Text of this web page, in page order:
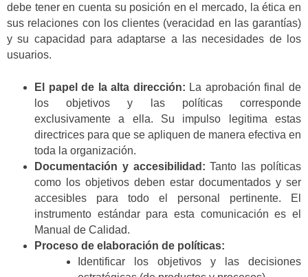
debe tener en cuenta su posición en el mercado, la ética en
sus relaciones con los clientes (veracidad en las garantías)
y su capacidad para adaptarse a las necesidades de los
usuarios.
El papel de la alta dirección: La aprobación final de
los objetivos y las políticas corresponde
exclusivamente a ella. Su impulso legitima estas
directrices para que se apliquen de manera efectiva en
toda la organización.
Documentación y accesibilidad: Tanto las políticas
como los objetivos deben estar documentados y ser
accesibles para todo el personal pertinente. El
instrumento estándar para esta comunicación es el
Manual de Calidad.
Proceso de elaboración de políticas:
Identificar los objetivos y las decisiones